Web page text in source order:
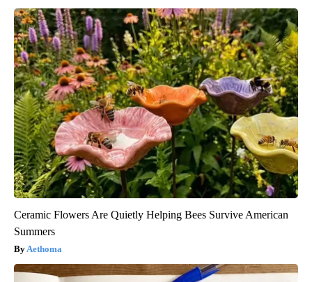
Ceramic Flowers Are Quietly Helping Bees Survive American
Summers
Aethoma